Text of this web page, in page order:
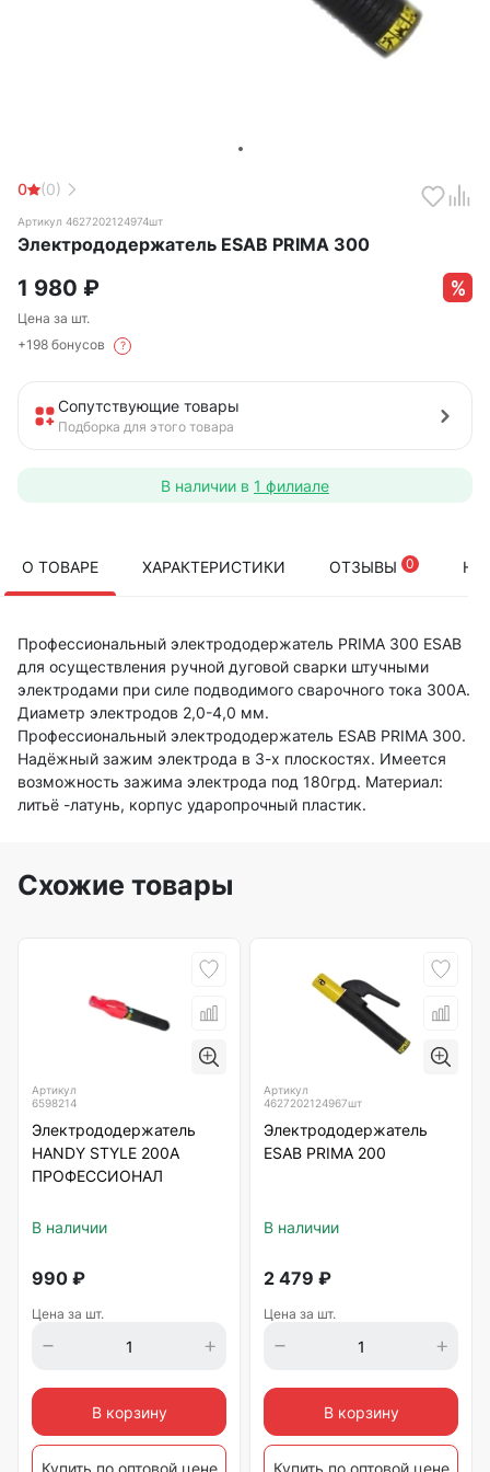
0 (0)
Артикул 4627202124974шт
Электрододержатель ESAB PRIMA 300
1 980 ₽
Цена за шт.
+198 бонусов
?
Сопутствующие товары
Подборка для этого товара
В наличии в 1 филиале
О ТОВАРЕ ХАРАКТЕРИСТИКИ ОТЗЫВЫ 0
Профессиональный электрододержатель PRIMA 300 ESAB
для осуществления ручной дуговой сварки штучными
электродами при силе подводимого сварочного тока 300А.
Диаметр электродов 2,0-4,0 мм.
Профессиональный электрододержатель ESAB PRIMA 300.
Надёжный зажим электрода в 3-х плоскостях. Имеется
возможность зажима электрода под 180грд. Материал:
литьё -латунь, корпус ударопрочный пластик.
Схожие товары
Артикул
6598214
Электрододержатель
HANDY STYLE 200А
ПРОФЕССИОНАЛ
В наличии
990 ₽
Цена за шт.
В корзину
Артикул
4627202124967шт
Электрододержатель
ESAB PRIMA 200
В наличии
2 479 ₽
Цена за шт.
В корзину